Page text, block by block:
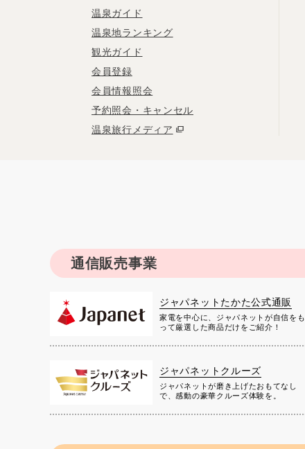
温泉ガイド
温泉地ランキング
観光ガイド
会員登録
会員情報照会
予約照会・キャンセル
温泉旅行メディア
通信販売事業
ジャパネットたかた公式通販
家電を中心に、ジャパネットが自信をも
って厳選した商品だけをご紹介！
ジャパネットクルーズ
ジャパネットが磨き上げたおもてなし
で、感動の豪華クルーズ体験を。